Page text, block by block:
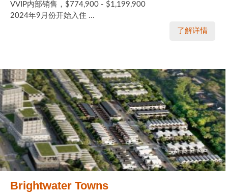
VVIP内部销售，$774,900 - $1,199,900
2024年9月份开始入住 ...
了解详情
Brightwater Towns